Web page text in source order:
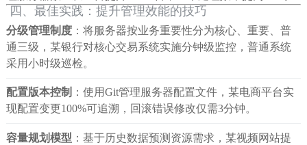
四、最佳实践：提升管理效能的技巧
分级管理制度：将服务器按业务重要性分为核心、重要、普
通三级，某银行对核心交易系统实施分钟级监控，普通系统
采用小时级巡检。
配置版本控制 ：使用Git管理服务器配置文件，某电商平台实
现配置变更100%可追溯，回滚错误修改仅需3分钟。
容量规划模型 ：基于历史数据预测资源需求，某视频网站提